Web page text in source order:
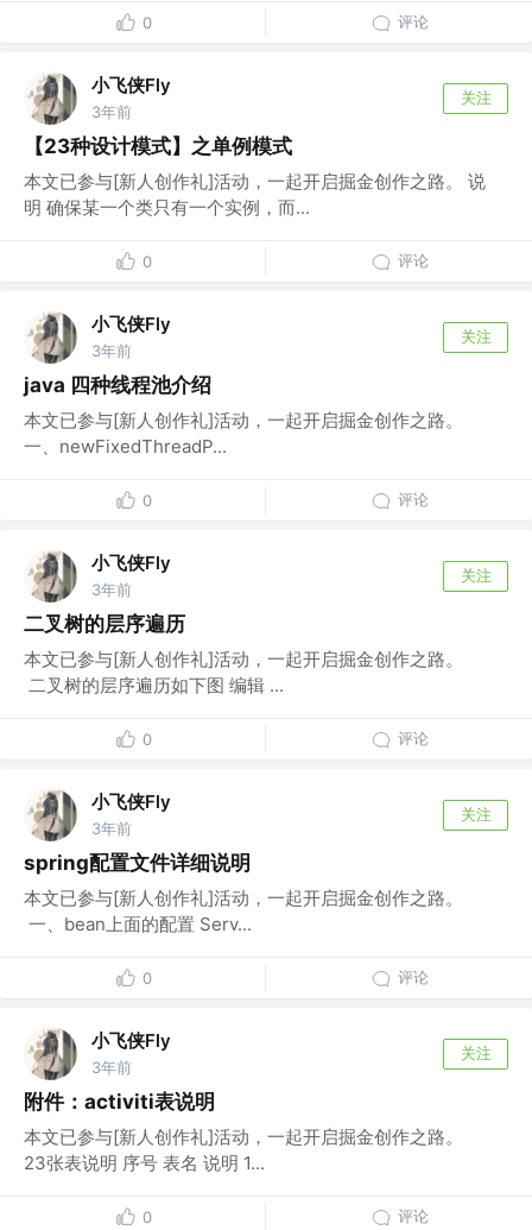
0 评论
小飞侠Fly
3年前
关注
【23种设计模式】之单例模式
本文已参与[新人创作礼]活动，一起开启掘金创作之路。 说
明 确保某一个类只有一个实例，而...
0 评论
小飞侠Fly
3年前
关注
java 四种线程池介绍
本文已参与[新人创作礼]活动，一起开启掘金创作之路。
一、newFixedThreadP...
0 评论
小飞侠Fly
3年前
关注
二叉树的层序遍历
本文已参与[新人创作礼]活动，一起开启掘金创作之路。
二叉树的层序遍历如下图 ​编辑 ...
0 评论
小飞侠Fly
3年前
关注
spring配置文件详细说明
本文已参与[新人创作礼]活动，一起开启掘金创作之路。
一、bean上面的配置 Serv...
0 评论
小飞侠Fly
3年前
关注
附件：activiti表说明
本文已参与[新人创作礼]活动，一起开启掘金创作之路。
23张表说明 序号 表名 说明 1...
0 评论